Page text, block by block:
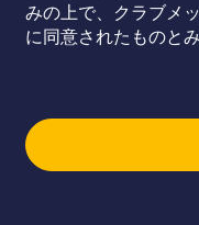
みの上で、クラブメ
に同意されたものと